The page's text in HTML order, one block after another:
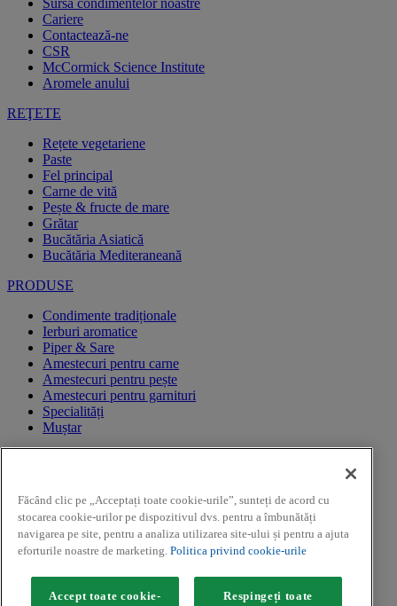
Sursa condimentelor noastre
Cariere
Contactează-ne
CSR
McCormick Science Institute
Aromele anului
REŢETE
Rețete vegetariene
Paste
Fel principal
Carne de vită
Pește & fructe de mare
Grătar
Bucătăria Asiatică
Bucătăria Mediteraneană
PRODUSE
Condimente tradiționale
Ierburi aromatice
Piper & Sare
Amestecuri pentru carne
Amestecuri pentru pește
Amestecuri pentru garnituri
Specialități
Muștar
CAMPANII PROMOTIONALE
Facebook
Youtube
Copyright ©2026 Kamis (McCormick & Company, Inc). Toate
Făcând clic pe „Acceptați toate cookie-urile”, sunteți de acord cu
stocarea cookie-urilor pe dispozitivul dvs. pentru a îmbunătăți
navigarea pe site, pentru a analiza utilizarea site-ului și pentru a ajuta
eforturile noastre de marketing. Politica privind cookie-urile
Accept toate cookie-
Respingeți toate